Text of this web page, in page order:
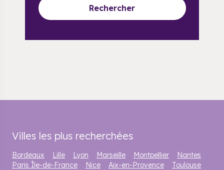
Rechercher
Villes les plus recherchées
Bordeaux Lille Lyon Marseille Montpellier
Nantes
Paris Île-de-France
Nice Aix-en-Provence Toulouse